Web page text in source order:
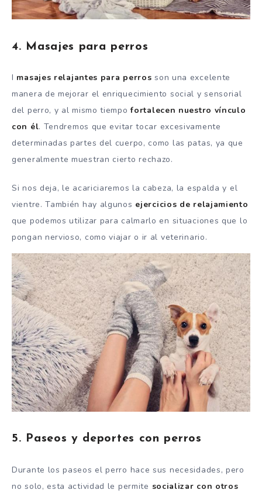
4. Masajes para perros
I masajes relajantes para perros son una excelente
manera de mejorar el enriquecimiento social y sensorial
del perro, y al mismo tiempofortalecen nuestro vínculo
con él. Tendremos que evitar tocar excesivamente
determinadas partes del cuerpo, como las patas, ya que
generalmente muestran cierto rechazo.
Si nos deja, le acariciaremos la cabeza, la espalda y el
vientre. También hay algunos ejercicios de relajamiento
que podemos utilizar para calmarlo en situaciones que lo
pongan nervioso, como viajar o ir al veterinario.
5. Paseos y deportes con perros
Durante los paseos el perro hace sus necesidades, pero
no solo, esta actividad le permite socializar con otros